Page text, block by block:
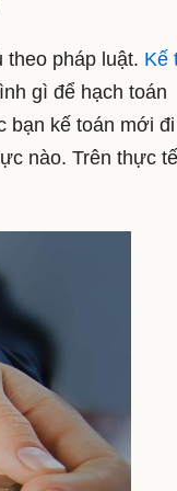
theo pháp luật. Kế
gì để hạch toán
bạn kế toán mới
nào. Trên thực